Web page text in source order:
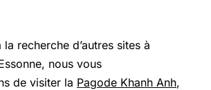
recherche d’autres sites à
nous vous
de visiter la Pagode Khanh Anh,